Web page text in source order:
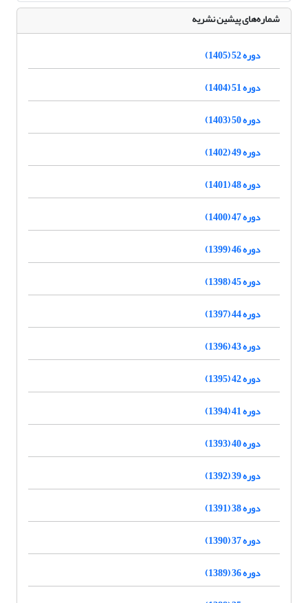
شماره‌های پیشین نشریه
دوره 52 (1405)
دوره 51 (1404)
دوره 50 (1403)
دوره 49 (1402)
دوره 48 (1401)
دوره 47 (1400)
دوره 46 (1399)
دوره 45 (1398)
دوره 44 (1397)
دوره 43 (1396)
دوره 42 (1395)
دوره 41 (1394)
دوره 40 (1393)
دوره 39 (1392)
دوره 38 (1391)
دوره 37 (1390)
دوره 36 (1389)